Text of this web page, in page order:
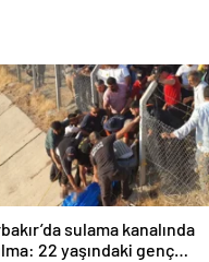
sulama kanalında
22 yaşındaki genç